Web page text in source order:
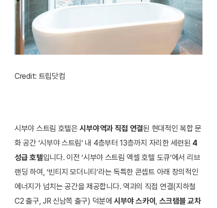
Credit: 트립닷컴
시부야 스트림 호텔은시부야역과 직접 연결된 현대적인 복합 문
화 공간 ‘시부야 스트림’ 내 4층부터 13층까지 자리한 세련된 4
성급 호텔입니다. 이전 ‘시부야 스트림 엑셀 호텔 도큐’에서 리브
랜딩 하여, ‘빈티지 모더니티’라는 독특한 콘셉트 아래 창의적인
에너지가 넘치는 공간을 제공합니다. 역과의 직접 연결(지하철
C2 출구, JR 신남쪽 출구) 덕분에시부야 스카이
스크램블 교차